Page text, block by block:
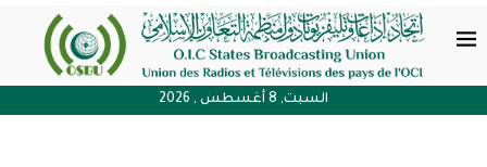
السبت, 8 أغسطس , 2026